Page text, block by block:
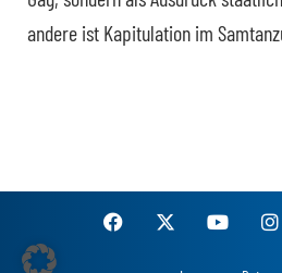
andere ist Kapitulation im